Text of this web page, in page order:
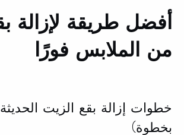
أفضل طريقة لإزالة
من الملابس فورًا
خطوات إزالة بقع الزيت
بخطوة)